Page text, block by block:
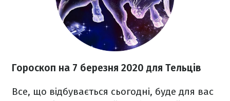
Гороскоп на 7 березня 2020 для Тельців
Все, що відбувається сьогодні, буде для вас